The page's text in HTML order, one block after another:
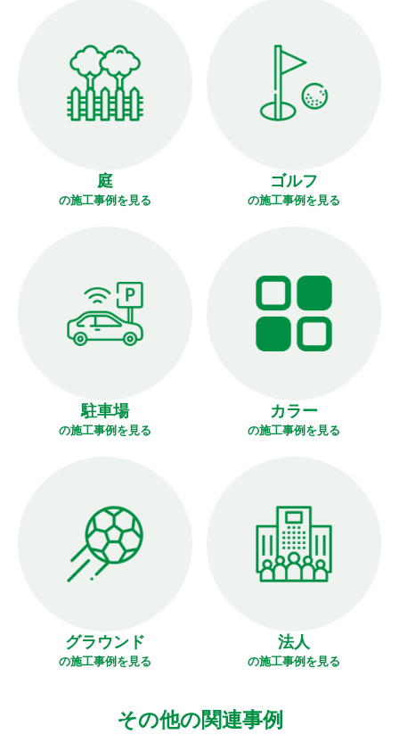
庭
の施工事例を見る
ゴルフ
の施工事例を見る
駐車場
の施工事例を見る
カラー
の施工事例を見る
グラウンド
の施工事例を見る
法人
の施工事例を見る
その他の関連事例